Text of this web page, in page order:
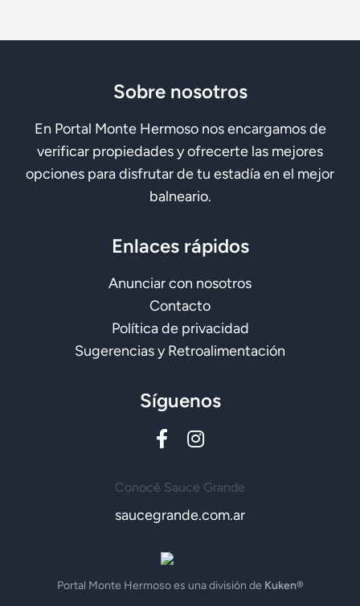
Sobre nosotros
En Portal Monte Hermoso nos encargamos de
verificar propiedades y ofrecerte las mejores
opciones para disfrutar de tu estadía en el mejor
balneario.
Enlaces rápidos
Anunciar con nosotros
Contacto
Política de privacidad
Sugerencias y Retroalimentación
Síguenos
Conocé Sauce Grande
saucegrande.com.ar
Portal Monte Hermoso es una división de Kuken®